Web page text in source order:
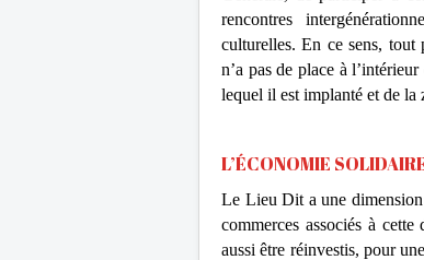
rencontres
culturelles. En ce sens, tout
n’a pas de place à
lequel il est implanté et de la
L’ÉCONOMIE
Le Lieu Dit a une
commerces associés à
aussi être réinvestis, pour